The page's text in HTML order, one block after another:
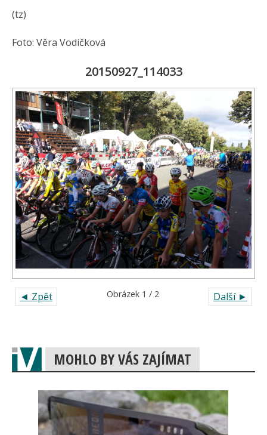
(tz)
Foto: Věra Vodičková
20150927_114033
◄ Zpět Další ►
Obrázek 1 / 2
MOHLO BY VÁS ZAJÍMAT